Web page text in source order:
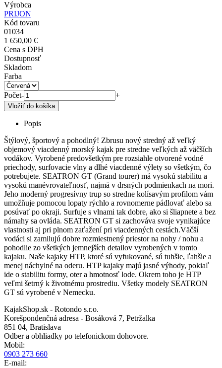
Výrobca
PRIJON
Kód tovaru
01034
1 650,00 €
Cena s DPH
Dostupnosť
Skladom
Farba
Počet- +
Popis
Štýlový, športový a pohodlný! Zbrusu nový stredný až veľký
objemový viacdenný morský kajak pre stredne veľkých až väčších
vodákov. Vyrobené predovšetkým pre rozsiahle otvorené vodné
priechody, surfovacie vlny a dlhé viacdenné výlety so všetkým, čo
potrebujete. SEATRON GT (Grand tourer) má vysokú stabilitu a
vysokú manévrovateľnosť, najmä v drsných podmienkach na mori.
Jeho moderný progresívny trup so stredne kolísavým profilom vám
umožňuje pomocou lopaty rýchlo a rovnomerne pádlovať alebo sa
posúvať po okraji. Surfuje s vlnami tak dobre, ako si šliapnete a bez
námahy sa ovláda. SEATRON GT si zachováva svoje vynikajúce
vlastnosti aj pri plnom zaťažení pri viacdenných cestách.Väčší
vodáci si zamilujú dobre rozmiestnený priestor na nohy / nohu a
pohodlie zo všetkých jemnejších detailov vyrobených v tomto
kajaku. Naše kajaky HTP, ktoré sú vyfukované, sú tuhšie, ľahšie a
menej náchylné na oderu. HTP kajaky majú jasné výhody, pokiaľ
ide o stabilitu formy, oter a hmotnosť lode. Okrem toho je HTP
veľmi šetrný k životnému prostrediu. Všetky modely SEATRON
GT sú vyrobené v Nemecku.
KajakShop.sk - Rotondo s.r.o.
Korešpondenčná adresa - Bosáková 7, Petržalka
851 04, Bratislava
Odber a obhliadky po telefonickom dohovore.
Mobil:
0903 273 660
E-mail: